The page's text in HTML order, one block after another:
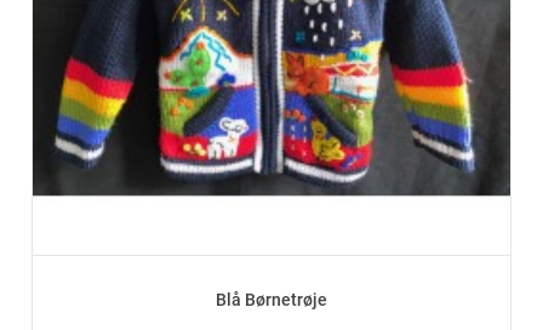
Blå Børnetrøje